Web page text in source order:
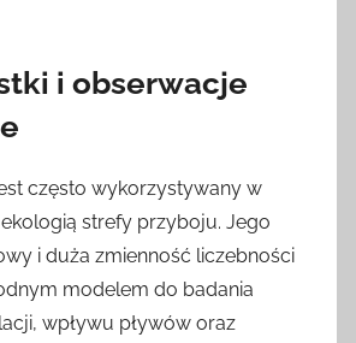
i obserwacje
często wykorzystywany w
strefy przyboju. Jego
i duża zmienność liczebności
modelem do badania
wpływu pływów oraz